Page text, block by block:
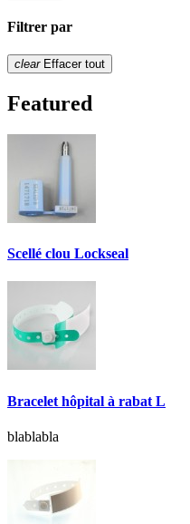
Filtrer par
clear Effacer tout
Featured
Scellé clou Lockseal
Bracelet hôpital à rabat L
blablabla